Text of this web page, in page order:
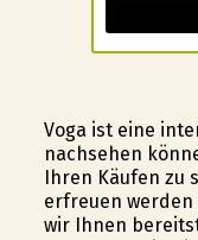
Voga ist eine
nachsehen
Ihren Käufen zu
erfreuen werden
wir Ihnen